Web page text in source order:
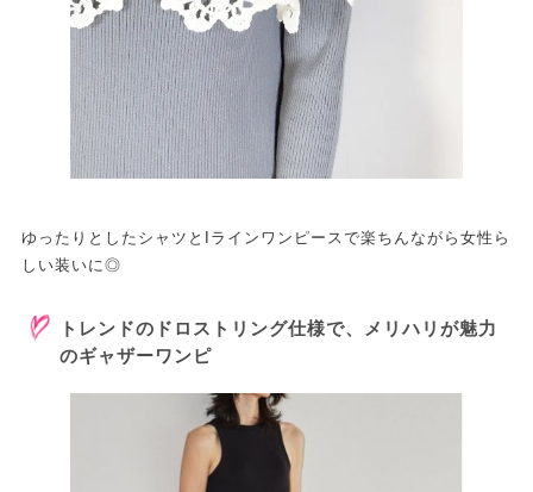
ゆったりとしたシャツとIラインワンピースで楽ちんながら女性ら
しい装いに◎
トレンドのドロストリング仕様で、メリハリが魅力
のギャザーワンピ